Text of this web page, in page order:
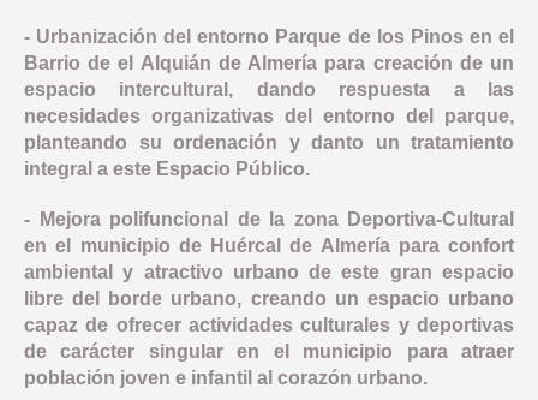
- Urbanización del entorno Parque de los Pinos en el
Barrio de el Alquián de Almería para creación de un
espacio intercultural, dando respuesta a las
necesidades organizativas del entorno del parque,
planteando su ordenación y danto un tratamiento
integral a este Espacio Público.
- Mejora polifuncional de la zona Deportiva-Cultural
en el municipio de Huércal de Almería para confort
ambiental y atractivo urbano de este gran espacio
libre del borde urbano, creando un espacio urbano
capaz de ofrecer actividades culturales y deportivas
de carácter singular en el municipio para atraer
población joven e infantil al corazón urbano.